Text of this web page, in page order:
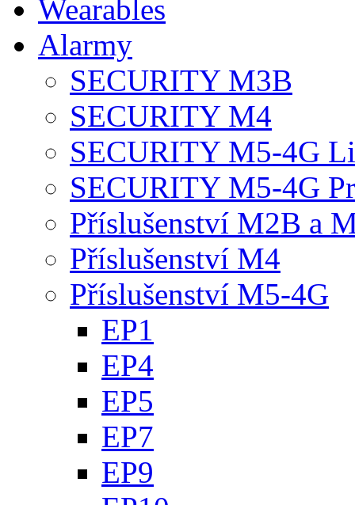
Wearables
Alarmy
SECURITY M3B
SECURITY M4
SECURITY M5-4G
SECURITY M5-4G
Příslušenství M2B a
Příslušenství M4
Příslušenství M5-4G
EP1
EP4
EP5
EP7
EP9